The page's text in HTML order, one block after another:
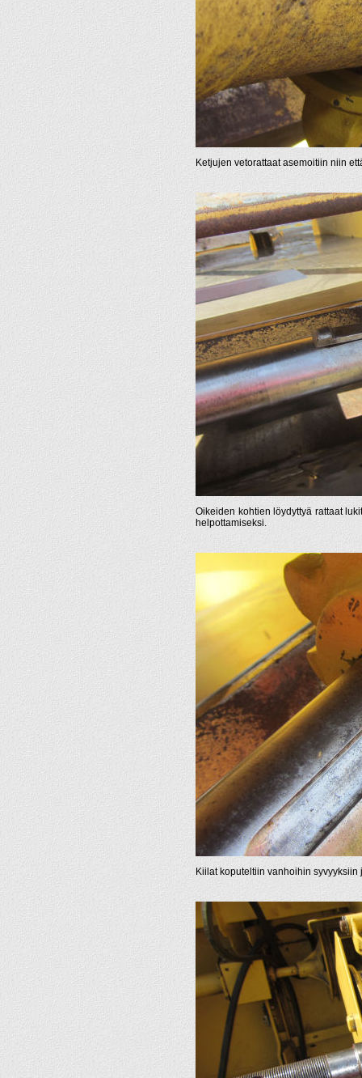
Ketjujen vetorattaat asemoitiin niin
Oikeiden kohtien löydyttyä rattaat
helpottamiseksi.
Kiilat koputeltiin vanhoihin